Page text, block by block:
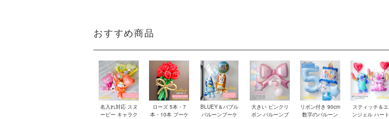
ベット文字パー
ーバルーン
おすすめ商品
名入れ対応 スヌ
ーピー キャラク
ローズ 5本・7
本・10本 ブーケ
BLUEY＆バブル
バルーンブーケ
大きい ピンクリ
ボン バルーンブ
リボン付き 90cm
数字のバルーン
スティッチ＆エ
ンジェル ハート